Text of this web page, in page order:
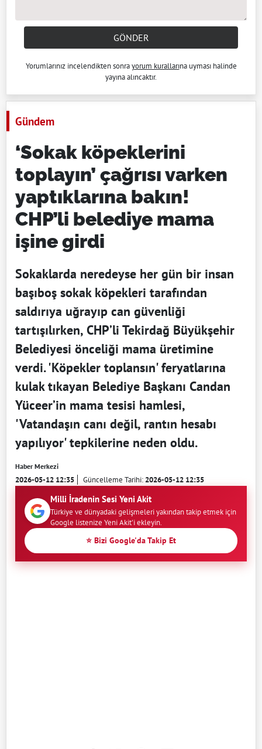
GÖNDER
Yorumlarınız incelendikten sonrayorum kurallarına uyması halinde
yayına alıncaktır.
Gündem
‘Sokak köpeklerini
toplayın’ çağrısı varken
yaptıklarına bakın!
CHP’li belediye mama
işine girdi
Sokaklarda neredeyse her gün bir insan
başıboş sokak köpekleri tarafından
saldırıya uğrayıp can güvenliği
tartışılırken, CHP’li Tekirdağ Büyükşehir
Belediyesi önceliği mama üretimine
verdi. 'Köpekler toplansın' feryatlarına
kulak tıkayan Belediye Başkanı Candan
Yüceer’in mama tesisi hamlesi,
'Vatandaşın canı değil, rantın hesabı
yapılıyor' tepkilerine neden oldu.
Haber Merkezi
2026-05-12 12:35 Güncelleme Tarihi:2026-05-12 12:35
Milli İradenin Sesi Yeni Akit
Türkiye ve dünyadaki gelişmeleri yakından takip etmek için
Google listenize Yeni Akit'i ekleyin.
⭐ Bizi Google'da Takip Et